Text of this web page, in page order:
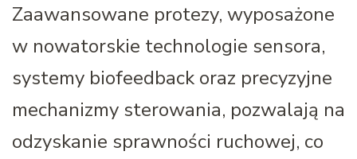
Zaawansowane protezy, wyposażone
w nowatorskie technologie sensora,
systemy biofeedback oraz precyzyjne
mechanizmy sterowania, pozwalają na
odzyskanie sprawności ruchowej, co